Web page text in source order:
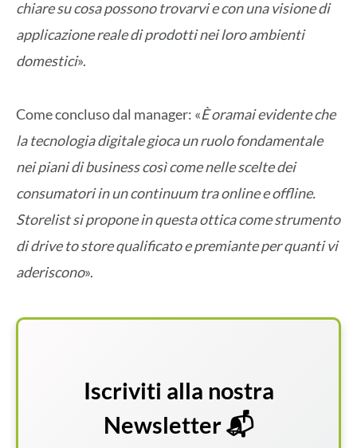
chiare su cosa possono trovarvi e con una visione di
applicazione reale di prodotti nei loro ambienti
domestici».
Come concluso dal manager: «È oramai evidente che
la tecnologia digitale gioca un ruolo fondamentale
nei piani di business così come nelle scelte dei
consumatori in un continuum tra online e offline.
Storelist si propone in questa ottica come strumento
di drive to store qualificato e premiante per quanti vi
aderiscono».
Iscriviti alla nostra
Newsletter 📬